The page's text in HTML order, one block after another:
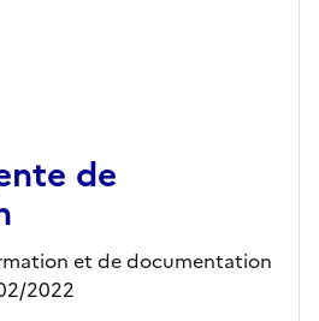
de
et de documentation
2022